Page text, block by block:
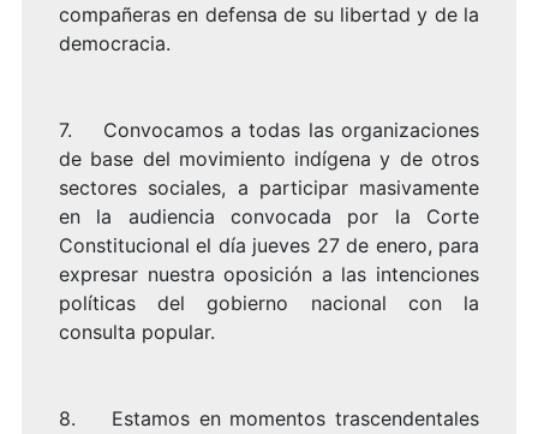
compañeras en defensa de su libertad y de la
democracia.
7. Convocamos a todas las organizaciones
de base del movimiento indígena y de otros
sectores sociales, a participar masivamente
en la audiencia convocada por la Corte
Constitucional el día jueves 27 de enero, para
expresar nuestra oposición a las intenciones
políticas del gobierno nacional con la
consulta popular.
8. Estamos en momentos trascendentales